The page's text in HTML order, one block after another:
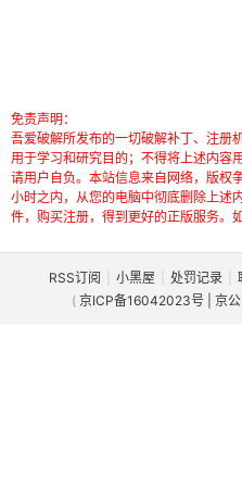
免责声明：
吾爱破解所发布的一切破解补丁、注册
用于学习和研究目的；不得将上述内容
请用户自负。本站信息来自网络，版权
小时之内，从您的电脑中彻底删除上述
件，购买注册，得到更好的正版服务。
RSS订阅 小黑屋 处罚记录
( 京ICP备16042023号 | 京